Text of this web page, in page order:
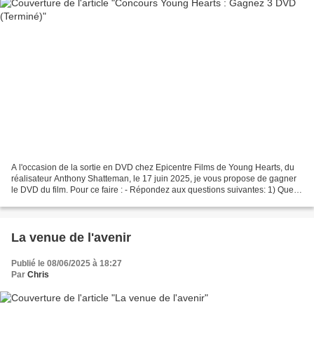
A l'occasion de la sortie en DVD chez Epicentre Films de Young Hearts, du
réalisateur Anthony Shatteman, le 17 juin 2025, je vous propose de gagner
le DVD du film. Pour ce faire : - Répondez aux questions suivantes: 1) Quelle
La venue de l'avenir
Publié le 08/06/2025 à 18:27
Par Chris